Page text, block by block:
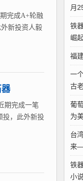
完成A+轮融
新投资人毅
期完成一笔
投，此外新投
月
铁
崛
福
一
古
葡
为
台
来—
铁
小